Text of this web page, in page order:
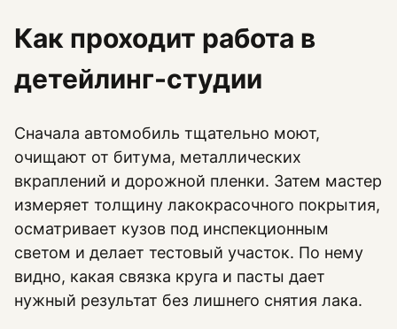
Как проходит работа в
детейлинг-студии
Сначала автомобиль тщательно моют,
очищают от битума, металлических
вкраплений и дорожной пленки. Затем мастер
измеряет толщину лакокрасочного покрытия,
осматривает кузов под инспекционным
светом и делает тестовый участок. По нему
видно, какая связка круга и пасты дает
нужный результат без лишнего снятия лака.